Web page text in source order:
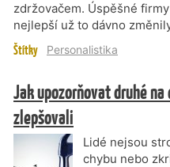
zdržovačem. Úspěšné
nejlepší už to dávno
Štítky Personalistika
Jak upozorňovat druhé
zlepšovali
Lidé nejsou
chybu nebo